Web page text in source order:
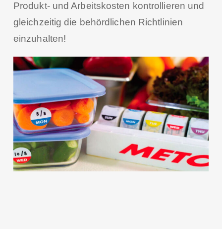
Produkt- und Arbeitskosten kontrollieren und
gleichzeitig die behördlichen Richtlinien
einzuhalten!